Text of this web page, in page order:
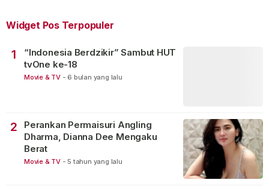
Widget Pos Terpopuler
1
“Indonesia Berdzikir” Sambut HUT
tvOne ke-18
Movie & TV - 6 bulan yang lalu
2
Perankan Permaisuri Angling
Dharma, Dianna Dee Mengaku
Berat
Movie & TV - 5 tahun yang lalu